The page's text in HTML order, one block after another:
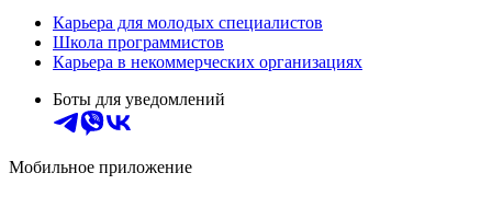
Карьера для молодых специалистов
Школа программистов
Карьера в некоммерческих организациях
Боты для уведомлений
Мобильное приложение